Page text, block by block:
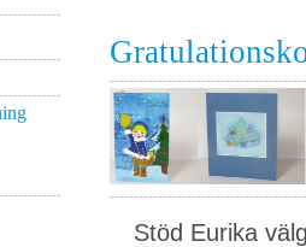
Stöd Eurika